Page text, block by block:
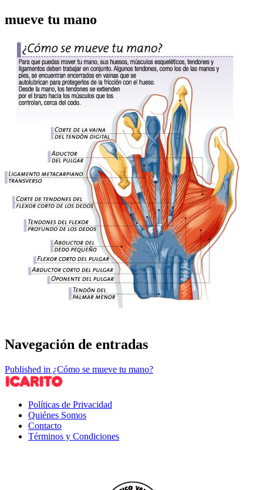
mueve tu mano
Navegación de entradas
Published in ¿Cómo se mueve tu mano?
Políticas de Privacidad
Quiénes Somos
Contacto
Términos y Condiciones